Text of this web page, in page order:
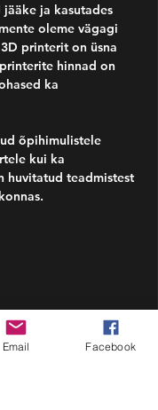
ja kasutades
oleme vägagi
printerit on üsna
hinnad on
ka
õpihimulistele
kui ka
huvitatud teadmistest
Email Facebook